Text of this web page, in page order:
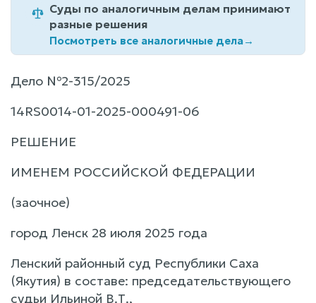
Суды по аналогичным делам принимают
разные решения
Посмотреть все аналогичные дела→
Дело №2-315/2025
14RS0014-01-2025-000491-06
РЕШЕНИЕ
ИМЕНЕМ РОССИЙСКОЙ ФЕДЕРАЦИИ
(заочное)
город Ленск 28 июля 2025 года
Ленский районный суд Республики Саха
(Якутия) в составе: председательствующего
судьи Ильиной В.Т.,